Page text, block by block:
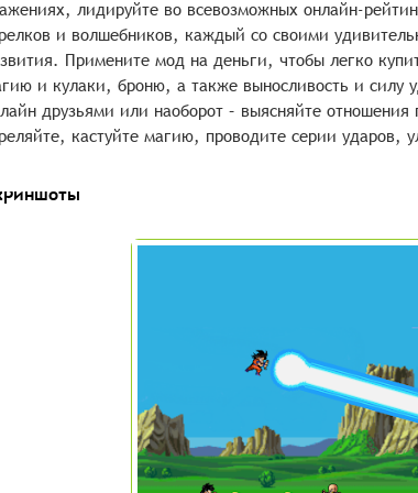
лидируйте во всевозможных онлайн-
и волшебников, каждый со своими
Примените мод на деньги, чтобы легко
и кулаки, броню, а также выносливость и силу
друзьями или наоборот – выясняйте
кастуйте магию, проводите серии ударов,